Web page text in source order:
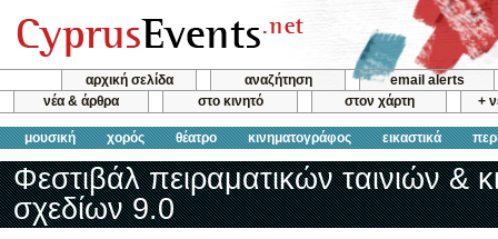
αρχική σελίδα αναζήτηση
email alerts
νέα & άρθρα
στο κινητό στον χάρτη +
μουσική χορός θέατρο κινηματογράφος εικαστικά
Φεστιβάλ πειραματικών ταινιών &
σχεδίων 9.0